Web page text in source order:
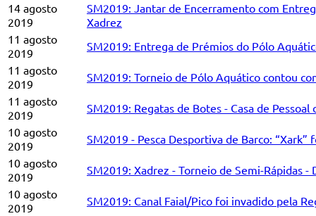
14 agosto
2019
SM2019: Jantar de Encerramento com
Xadrez
11 agosto
2019
SM2019: Entrega de Prémios do Pólo
11 agosto
2019
SM2019: Torneio de Pólo Aquático contou
11 agosto
2019
SM2019: Regatas de Botes - Casa de
10 agosto
2019
SM2019 - Pesca Desportiva de Barco:
10 agosto
2019
SM2019: Xadrez - Torneio de Semi-Rápidas -
10 agosto
2019
SM2019: Canal Faial/Pico foi invadido pela